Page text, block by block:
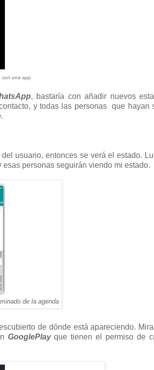
con una app
, bastaría con añadir nuevos
y todas las personas que hayan
.
usuario, entonces se verá el estado.
personas seguirán viendo mi estado.
de la agenda
de dónde está apareciendo.
GooglePlayque tienen el permiso de